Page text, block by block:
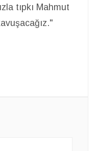
tıpkı Mahmut